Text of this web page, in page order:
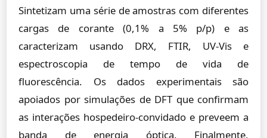
Sintetizam uma série de amostras com diferentes
cargas de corante (0,1% a 5% p/p) e as
caracterizam usando DRX, FTIR, UV-Vis e
espectroscopia de tempo de vida de
fluorescência. Os dados experimentais são
apoiados por simulações de DFT que confirmam
as interações hospedeiro-convidado e preveem a
banda de energia óptica. Finalmente,